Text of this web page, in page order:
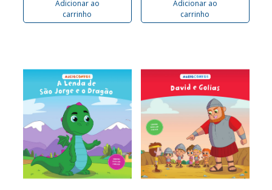
Adicionar ao
carrinho
Adicionar ao
carrinho